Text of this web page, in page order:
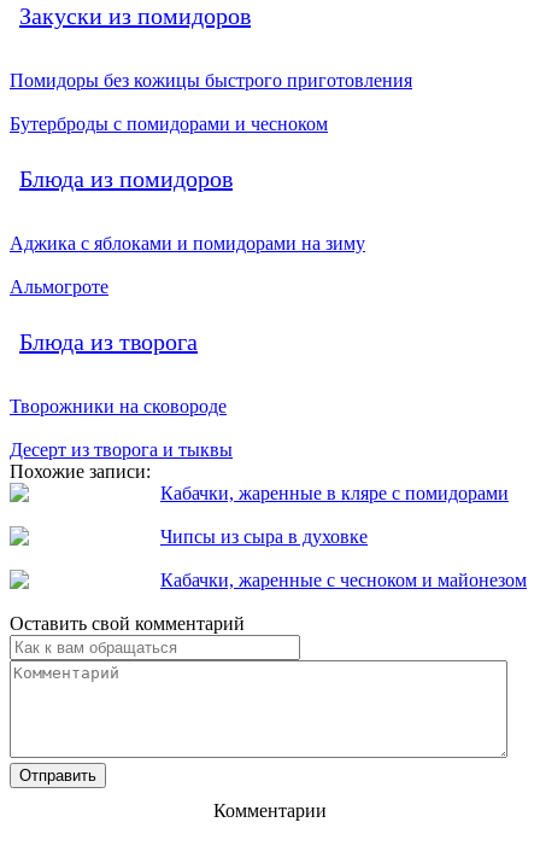
Закуски из помидоров
Помидоры без кожицы быстрого приготовления
Бутерброды с помидорами и чесноком
Блюда из помидоров
Аджика с яблоками и помидорами на зиму
Альмогроте
Блюда из творога
Творожники на сковороде
Десерт из творога и тыквы
Похожие записи:
Кабачки, жаренные в кляре с помидорами
Чипсы из сыра в духовке
Кабачки, жаренные с чесноком и майонезом
Оставить свой комментарий
Комментарии